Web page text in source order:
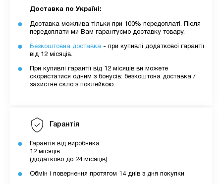
Доставка по Україні:
Доставка можлива тільки при 100% передоплаті. Після
передоплати ми Вам гарантуємо доставку товару.
Безкоштовна доставка - при купивлі додаткової гарантії
від 12 місяців.
При купивлі гарантії від 12 місяців ви можете
скористатися одним з бонусів: безкоштона доставка /
захистне скло з поклейкою.
Гарантія
Гарантія від виробника
12 місяців
(додатково до 24 місяців)
Обмін і повернення протягом 14 днів з дня покупки